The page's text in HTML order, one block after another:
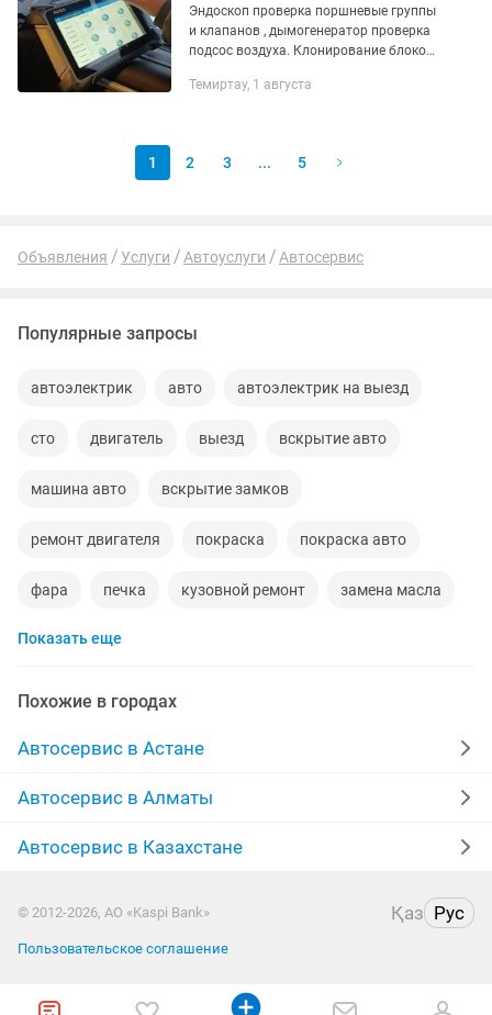
Эндоскоп проверка поршневые группы
и клапанов , дымогенератор проверка
подсос воздуха. Клонирование блоков,
диагностика спецтехники дорожно
Темиртау, 1 августа
1 2 3 ... 5
Объявления Услуги Автоуслуги Автосервис
Популярные запросы
автоэлектрик авто автоэлектрик на выезд
сто двигатель выезд вскрытие авто
машина авто вскрытие замков
ремонт двигателя покраска покраска авто
фара печка кузовной ремонт замена масла
акпп чистка форсунок
химчистка полировка фар
полировка ремонт выезд
изготовление ключей ремонт услуга
полировка авто автоуслуги
вскрытие
Показать еще
Похожие в городах
Автосервис в Астане
Автосервис в Алматы
Автосервис в Казахстане
© 2012-2026, АО «Kaspi Bank» Қаз Рус
Пользовательское соглашение